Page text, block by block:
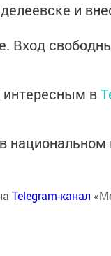
и
Вход
в
Telegram-канал